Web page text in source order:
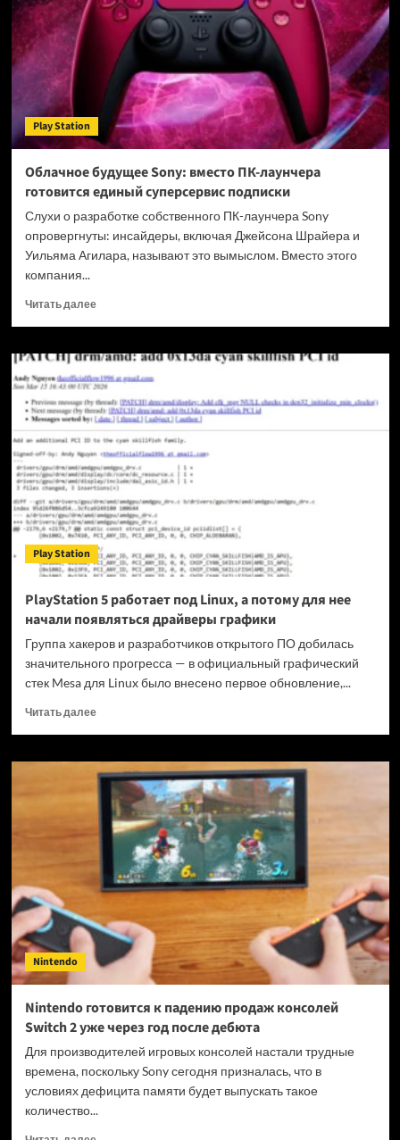
уровень:
запустили
PSSR
AMD
Play Station
Облачное будущее Sony: вместо ПК-лаунчера
готовится единый суперсервис подписки
Слухи о разработке собственного ПК-лаунчера Sony
опровергнуты: инсайдеры, включая Джейсона Шрайера и
Уильяма Агилара, называют это вымыслом. Вместо этого
компания...
Читать далееПрочитать
Облачное
Sony:
вместо
ПК-
лаунчера
готовится
единый
суперсервис
подписки
Play Station
PlayStation 5 работает под Linux, а потому для нее
начали появляться драйверы графики
Группа хакеров и разработчиков открытого ПО добилась
значительного прогресса — в официальный графический
стек Mesa для Linux было внесено первое обновление,...
Читать далееПрочитать
PlayStation
5
работает
под
Linux,
потому
для
нее
начали
появляться
драйверы
графики
Nintendo
Nintendo готовится к падению продаж консолей
Switch 2 уже через год после дебюта
Для производителей игровых консолей настали трудные
времена, поскольку Sony сегодня призналась, что в
условиях дефицита памяти будет выпускать такое
количество...
Прочитать